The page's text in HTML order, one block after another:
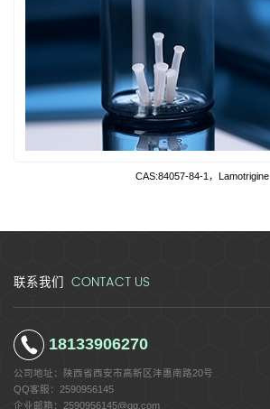
CAS:84057-84-1，Lamotrigine
联系我们 CONTACT US
18133906270
公司地址：
陕西省西安市高新区沣惠南路20号
QQ客服： 2590956145
企业邮箱： 2590956145@qq.com